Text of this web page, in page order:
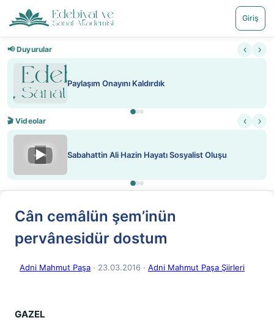
Giriş
📢 Duyurular ‹ ›
Paylaşım Onayını Kaldırdık
🎬 Videolar ‹ ›
▶ Sabahattin Ali Hazin Hayatı Sosyalist Oluşu
Cân cemâlün şem’inün
pervânesidür dostum
Adni Mahmut Paşa · 23.03.2016 · Adni Mahmut Paşa Şiirleri
GAZEL